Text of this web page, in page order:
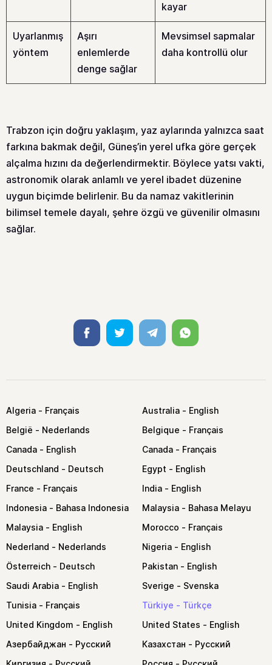
kayar
Uyarlanmış
yöntem
Aşırı
enlemlerde
denge sağlar
Mevsimsel sapmalar
daha kontrollü olur
Trabzon için doğru yaklaşım, yaz aylarında yalnızca saat
farkına bakmak değil, Güneş’in yerel ufka göre gerçek
alçalma hızını da değerlendirmektir. Böylece yatsı vakti,
astronomik olarak anlamlı ve yerel ibadet düzenine
uygun biçimde belirlenir. Bu da namaz vakitlerinin
bilimsel temele dayalı, şehre özgü ve güvenilir olmasını
sağlar.
FacebookTwitter TelegramWhatsapp
Algeria
Australia
België
Belgique
Canada
Canada
Deutschland
Egypt
France
India
Indonesia
Malaysia
Malaysia
Morocco
Nederland
Nigeria
Österreich
Pakistan
Saudi Arabia
Sverige
Tunisia
Türkiye
United Kingdom
United States
Азербайджан
Казахстан